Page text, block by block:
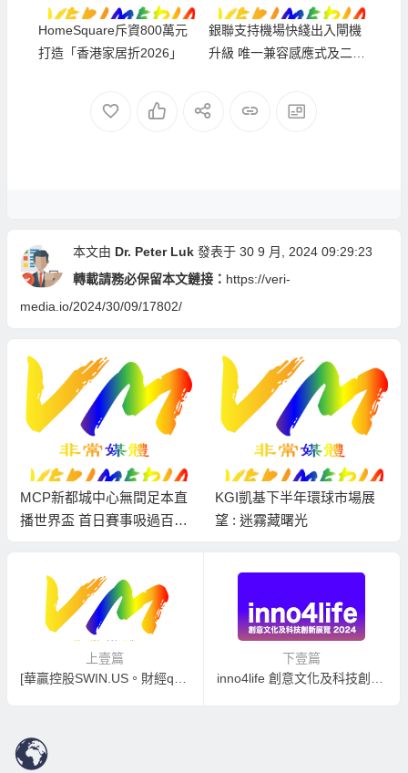
HomeSquare斥資800萬元
打造「香港家居折2026」
銀聯支持機場快綫出入閘機
升級 唯一兼容感應式及二維
本文由 Dr. Peter Luk發表于 30 9 月, 2024 09:29:23
轉載請務必保留本文鏈接： https://veri-
media.io/2024/30/09/17802/
MCP新都城中心無間足本直
播世界盃 首日賽事吸過百球
KGI凱基下半年環球市場展
望 : 迷霧藏曙光
上壹篇
下壹篇